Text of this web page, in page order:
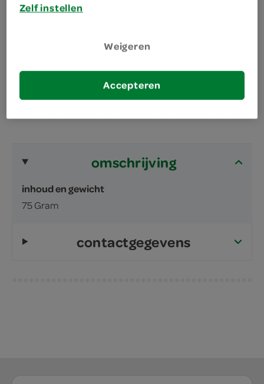
heerlijk van de bakkerij-afdeling
omschrijving
inhoud en gewicht
75 Gram
contactgegevens
Zelf instellen
Weigeren
Accepteren